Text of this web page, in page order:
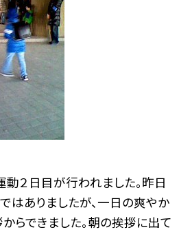
２日目が行われました。昨日
はありましたが、一日の爽やか
らできました。朝の挨拶に出て